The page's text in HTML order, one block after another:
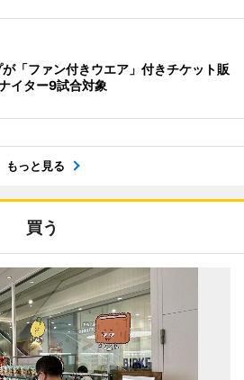
「ファン付きウエア」付きチケット販
イター9試合対象
もっと見る
買う